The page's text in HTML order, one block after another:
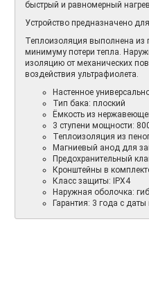
быстрый и равномерный
Устройство предназначено
Теплоизоляция выполнена из
минимуму потери тепла.
изоляцию от механических
воздействия ультрафиолета.
Настенное
Тип бака: плоский
Ёмкость из
3 ступени мощности:
Теплоизоляция из
Магниевый анод для
Предохранительный
Кронштейны в
Класс защиты: IPX4
Наружная оболочка:
Гарантия: 3 года с